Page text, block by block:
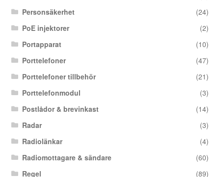
Personsäkerhet
(24)
PoE injektorer
(2)
Portapparat
(10)
Porttelefoner
(47)
Porttelefoner tillbehör
(21)
Porttelefonmodul
(3)
Postlådor & brevinkast
(14)
Radar
(3)
Radiolänkar
(4)
Radiomottagare & sändare
(60)
Regel
(89)